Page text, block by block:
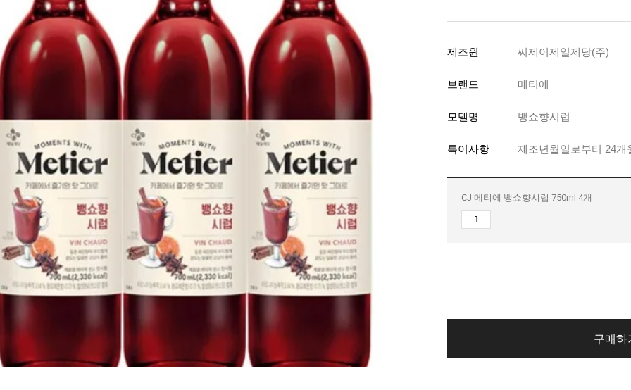
제조원 씨제이제일제당(주)
브랜드 메티에
모델명 뱅쇼향시럽
특이사항 제조년월일로부터 24개
CJ 메티에 뱅쇼향시럽 750ml 4개
구매하